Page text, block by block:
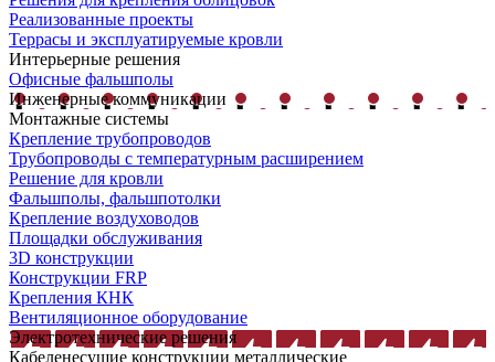
Реализованные проекты
Террасы и эксплуатируемые кровли
Интерьерные решения
Офисные фальшполы
Инженерные коммуникации
Монтажные системы
Крепление трубопроводов
Трубопроводы с температурным расширением
Решение для кровли
Фальшполы, фальшпотолки
Крепление воздуховодов
Площадки обслуживания
3D конструкции
Конструкции FRP
Крепления КНК
Вентиляционное оборудование
Электротехнические решения
Кабеленесущие конструкции металлические